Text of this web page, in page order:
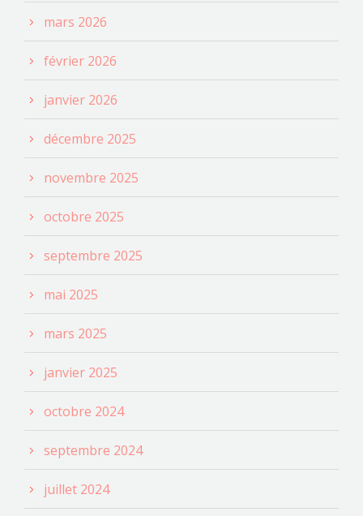
mars 2026
février 2026
janvier 2026
décembre 2025
novembre 2025
octobre 2025
septembre 2025
mai 2025
mars 2025
janvier 2025
octobre 2024
septembre 2024
juillet 2024